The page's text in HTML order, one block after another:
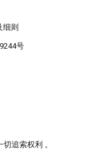
细则
号
追索权利 。